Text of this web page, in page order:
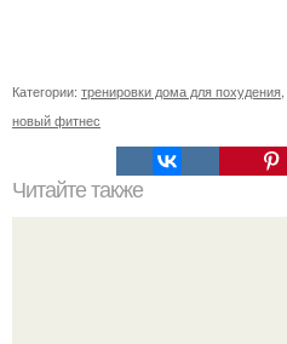
Категории: тренировки дома для похудения
новый фитнес
Читайте также